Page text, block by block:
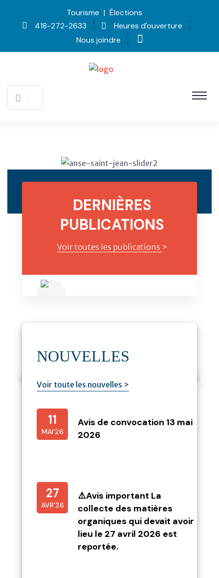
Tourisme | Élections
418-272-2633
Heures d'ouverture
Nous joindre
DERNIÈRES
PUBLICATIONS
Voir toutes les publications >
NOUVELLES
Voir toute les nouvelles >
11
MAI’26
Avis de convocation 13 mai
2026
27
AVR’26
⚠️Avis important La
collecte des matières
organiques qui devait avoir
lieu le 27 avril 2026 est
reportée.